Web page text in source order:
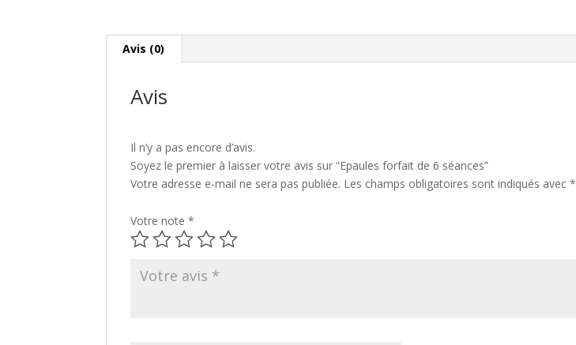
Avis (0)
Avis
Il n’y a pas encore d’avis.
Soyez le premier à laisser votre avis sur “Epaules forfait de 6 séances”
Votre adresse e-mail ne sera pas publiée. Les champs obligatoires sont indiqués avec*
Votre note*